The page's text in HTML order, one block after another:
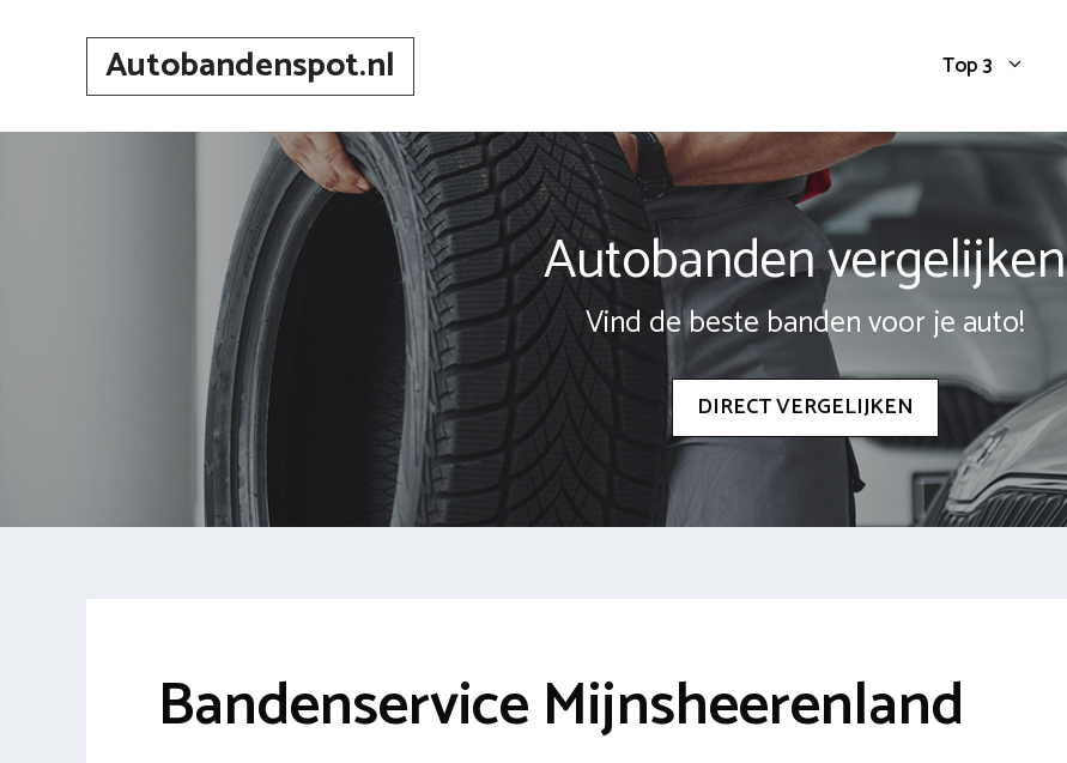
Autobandenspot.nl Top 3
Autobanden vergelijken
Vind de beste banden voor je auto!
DIRECT VERGELIJKEN
Bandenservice Mijnsheerenland